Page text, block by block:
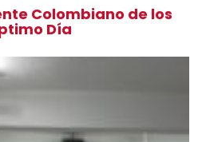
Colombiano de los
Día